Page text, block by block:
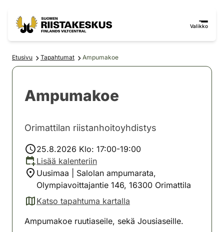
Valikko
Etusivu Tapahtumat Ampumakoe
Ampumakoe
Orimattilan riistanhoitoyhdistys
25.8.2026 Klo: 17:00-19:00
Lisää kalenteriin
Uusimaa | Salolan ampumarata,
Olympiavoittajantie 146, 16300 Orimattila
Katso tapahtuma kartalla
(avautuu uuteen välilehteen)
Ampumakoe ruutiaseile, sekä Jousiaseille.